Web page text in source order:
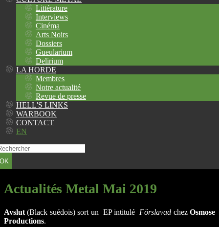
Littérature
Interviews
Cinéma
Arts Noirs
Dossiers
Gueularium
Delirium
LA HORDE
Membres
Notre actualité
Revue de presse
HELL'S LINKS
WARBOOK
CONTACT
EN
OK
Actualités Metal Mai 2019
Avslut(Black suédois) sort un EP intitulé Förslavad chezOsmose
Productions.